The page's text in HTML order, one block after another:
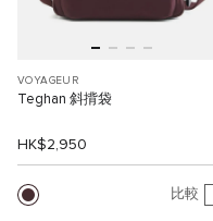
VOYAGEUR
Teghan 斜揹袋
HK$2,950
比較